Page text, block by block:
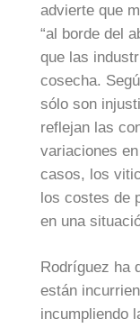
advierte que
“al borde del
que las
cosecha.
sólo son
reflejan las
variaciones
casos, los
los costes de
en una
Rodríguez ha
están
incumpliendo